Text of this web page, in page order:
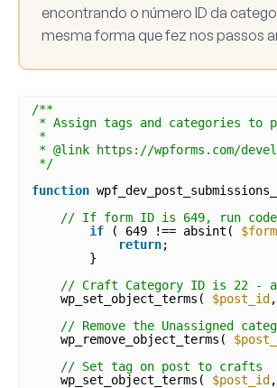
encontrando o número ID da
mesma forma que fez nos passos
/**
* Assign tags and categories to
*
* @link https://wpforms.com/
*/
function
// If form ID is 649, run code
if
( 649 !== absint(
return;
}
// Craft Category ID is 22 -
wp_set_object_terms( $post_id
// Remove the Unassigned
wp_remove_object_terms(
// Set tag on post to crafts
wp_set_object_terms( $post_id ,